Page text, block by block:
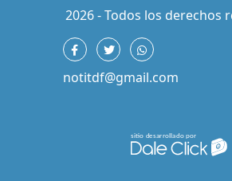
2026 - Todos los derechos
notitdf@gmail.com